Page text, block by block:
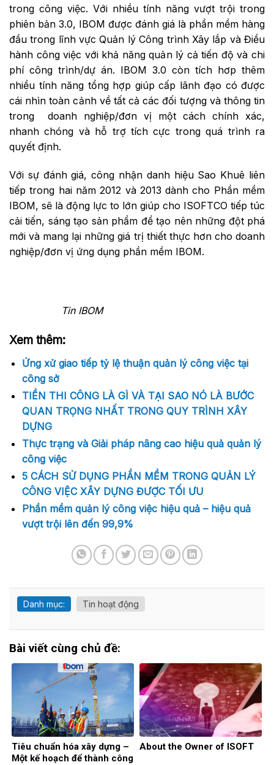
trong công việc. Với nhiều tính năng vượt trội trong
phiên bản 3.0, IBOM được đánh giá là phần mềm hàng
đầu trong lĩnh vực Quản lý Công trình Xây lắp và Điều
hành công việc với khả năng quản lý cả tiến độ và chi
phí công trình/dự án. IBOM 3.0 còn tích hơp thêm
nhiều tính năng tổng hợp giúp cấp lãnh đạo có được
cái nhìn toàn cảnh về tất cả các đối tượng và thông tin
trong doanh nghiệp/đơn vị một cách chính xác,
nhanh chóng và hỗ trợ tích cực trong quá trình ra
quyết định.
Với sự đánh giá, công nhận danh hiệu Sao Khuê liên
tiếp trong hai năm 2012 và 2013 dành cho Phần mềm
IBOM, sẽ là động lực to lớn giúp cho ISOFTCO tiếp túc
cải tiến, sáng tạo sản phẩm để tạo nên những đột phá
mới và mang lại những giá trị thiết thực hơn cho doanh
nghiệp/đơn vị ứng dụng phần mềm IBOM.
Tin IBOM
Xem thêm:
Ứng xử giao tiếp tỷ lệ thuận quản lý công việc tại
công sở
TIỀN THI CÔNG LÀ GÌ VÀ TẠI SAO NÓ LÀ BƯỚC
QUAN TRỌNG NHẤT TRONG QUY TRÌNH XÂY
DỰNG
Thực trạng và Giải pháp nâng cao hiệu quả quản lý
công việc
5 CÁCH SỬ DỤNG PHẦN MỀM TRONG QUẢN LÝ
CÔNG VIỆC XÂY DỰNG ĐƯỢC TỐI ƯU
Phần mềm quản lý công việc hiệu quả – hiệu quả
vượt trội lên đến 99,9%
Danh mục: Tin hoạt động
Bài viết cùng chủ đề:
Tiêu chuẩn hóa xây dựng –
Một kế hoạch để thành công
About the Owner of ISOFT